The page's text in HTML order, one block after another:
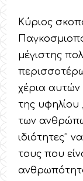
Κύριος
μέγιστης
χέρια αυτών
της υφηλίου
των
ιδιότητες’’
τους που